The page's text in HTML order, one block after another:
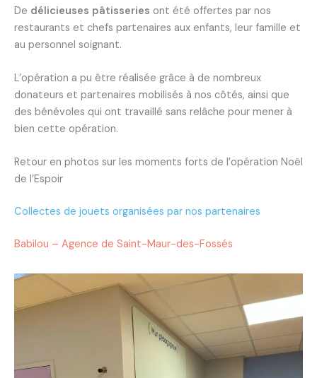
De délicieuses pâtisseries ont été offertes par nos
restaurants et chefs partenaires aux enfants, leur famille et
au personnel soignant.
L’opération a pu être réalisée grâce à de nombreux
donateurs et partenaires mobilisés à nos côtés, ainsi que
des bénévoles qui ont travaillé sans relâche pour mener à
bien cette opération.
Retour en photos sur les moments forts de l’opération Noël
de l’Espoir
Collectes de jouets organisées par nos partenaires
Babilou – Agence de Saint-Maur-des-Fossés